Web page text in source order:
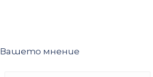
Вашето мнение